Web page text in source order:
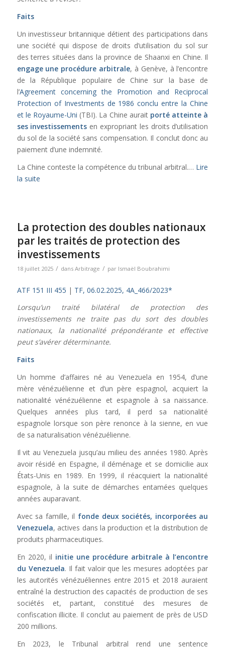
Faits
Un investisseur britannique détient des participations dans
une société qui dispose de droits d’utilisation du sol sur
des terres situées dans la province de Shaanxi en Chine. Il
engage une procédure arbitrale, à Genève, à l’encontre
de la République populaire de Chine sur la base de
l’Agreement concerning the Promotion and Reciprocal
Protection of Investments de 1986 conclu entre la Chine
et le Royaume-Uni (TBI). La Chine aurait porté atteinte à
ses investissements en expropriant les droits d’utilisation
du sol de la société sans compensation. Il conclut donc au
paiement d’une indemnité.
La Chine conteste la compétence du tribunal arbitral.… Lire
la suite
La protection des doubles nationaux
par les traités de protection des
investissements
18 juillet 2025 / dans Arbitrage / par Ismaël Boubrahimi
ATF 151 III 455 | TF, 06.02.2025, 4A_466/2023*
Lorsqu’un traité bilatéral de protection des
investissements ne traitepas dusort des doubles
nationaux, la nationalité prépondérante et effective
peut s’avérer déterminante.
Faits
Un homme d’affaires né au Venezuela en 1954, d’une
mère vénézuélienne et d’un père espagnol, acquiert la
nationalité vénézuélienne et espagnole à sa naissance.
Quelques années plus tard, il perd sa nationalité
espagnole lorsque son père renonce à la sienne, en vue
de sa naturalisation vénézuélienne.
Il vit au Venezuela jusqu’au milieu des années 1980. Après
avoir résidé en Espagne, il déménage et se domicilie aux
États-Unis en 1989. En 1999, il réacquiert la nationalité
espagnole, à la suite de démarches entamées quelques
années auparavant.
Avec sa famille, il fonde deux sociétés, incorporées au
Venezuela, actives dans la production et la distribution de
produits pharmaceutiques.
En 2020, il initie une procédure arbitrale à l’encontre
du Venezuela. Il fait valoir que les mesures adoptées par
les autorités vénézuéliennes entre 2015 et 2018 auraient
entraîné la destruction des capacités de production de ses
sociétés et, partant, constitué des mesures de
confiscation illicite. Il conclut au paiement de près de USD
200 millions.
En 2023, le Tribunal arbitral rend une sentence